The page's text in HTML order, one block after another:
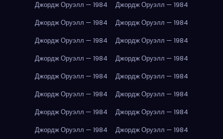
Джордж Оруэлл — 1984
Джордж Оруэлл — 1984
Джордж Оруэлл — 1984
Джордж Оруэлл — 1984
Джордж Оруэлл — 1984
Джордж Оруэлл — 1984
Джордж Оруэлл — 1984
Джордж Оруэлл — 1984
Джордж Оруэлл — 1984
Джордж Оруэлл — 1984
Джордж Оруэлл — 1984
Джордж Оруэлл — 1984
Джордж Оруэлл — 1984
Джордж Оруэлл — 1984
Джордж Оруэлл — 1984
Джордж Оруэлл — 1984